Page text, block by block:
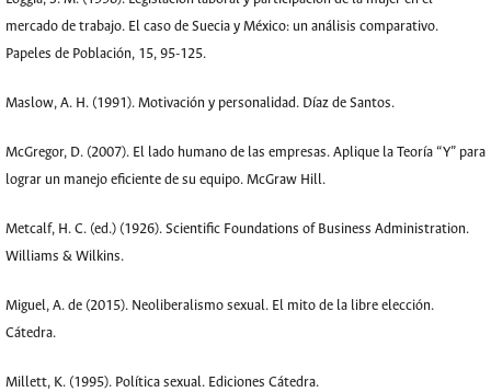
mercado de trabajo. El caso de Suecia y México: un análisis comparativo.
Papeles de Población, 15, 95-125.
Maslow, A. H. (1991). Motivación y personalidad. Díaz de Santos.
McGregor, D. (2007). El lado humano de las empresas. Aplique la Teoría “Y” para
lograr un manejo eficiente de su equipo. McGraw Hill.
Metcalf, H. C. (ed.) (1926). Scientific Foundations of Business Administration.
Williams & Wilkins.
Miguel, A. de (2015). Neoliberalismo sexual. El mito de la libre elección.
Cátedra.
Millett, K. (1995). Política sexual. Ediciones Cátedra.